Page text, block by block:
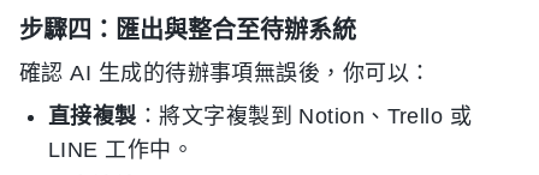
步驟四：匯出與整合至待辦系統
確認 AI 生成的待辦事項無誤後，你可以：
直接複製 ：將文字複製到 Notion、Trello 或
LINE 工作中。